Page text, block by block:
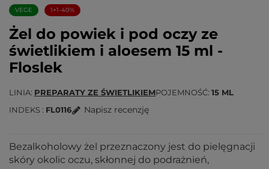
VEGE 1+1-40%
Żel do powiek i pod oczy ze
świetlikiem i aloesem 15 ml -
Floslek
LINIA PREPARATY ZE ŚWIETLIKIEMPOJEMNOŚĆ 15 ML
INDEKS
FL0116 Napisz recenzję
Bezalkoholowy żel przeznaczony jest do pielęgnacji
skóry okolic oczu, skłonnej do podrażnień,